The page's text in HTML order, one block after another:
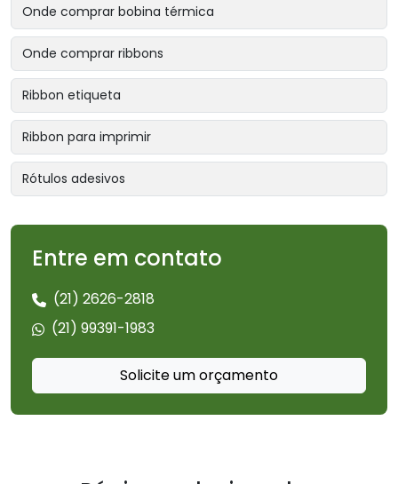
Onde comprar bobina térmica
Onde comprar ribbons
Ribbon etiqueta
Ribbon para imprimir
Rótulos adesivos
Entre em contato
(21) 2626-2818
(21) 99391-1983
Solicite um orçamento